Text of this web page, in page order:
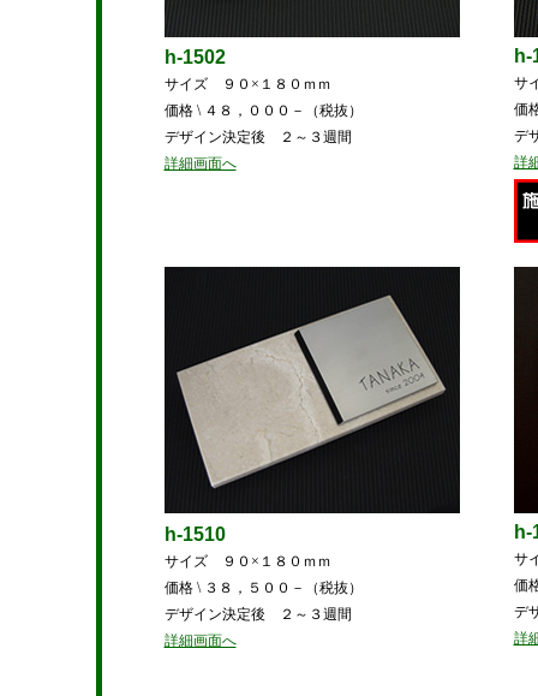
h-1502
サイズ ９０×１８０ｍｍ
価格 \ ４８，０００－（税抜）
デザイン決定後 ２～３週間
詳細画面へ
h-
サ
価
デ
詳
h-1510
サイズ ９０×１８０ｍｍ
価格 \ ３８，５００－（税抜）
デザイン決定後 ２～３週間
詳細画面へ
h-
サ
価
デ
詳